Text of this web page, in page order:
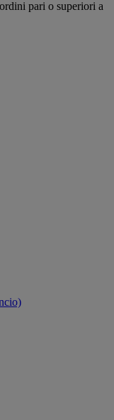
pari o superiori a